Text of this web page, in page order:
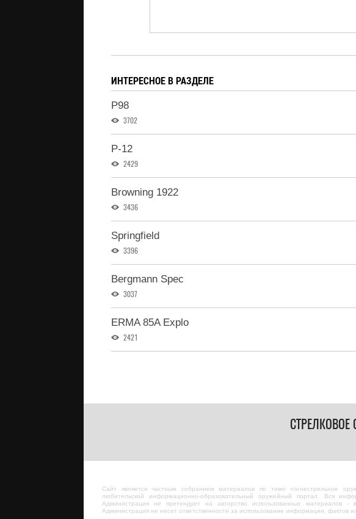
ИНТЕРЕСНОЕ В РАЗДЕЛЕ
P98
3702
P-12
2429
Browning 1922
3436
Springfield
3396
Bergmann Spec
3037
ERMA 85A Explo
2421
Сайт является частным собранием материалов по теме «огнестрельное
любительский информационно-образовательный оружейный портал. Вся
Администрация не претендует на авторство использованных материалов -
Администрация не несет ответственности за использование информации, фактов